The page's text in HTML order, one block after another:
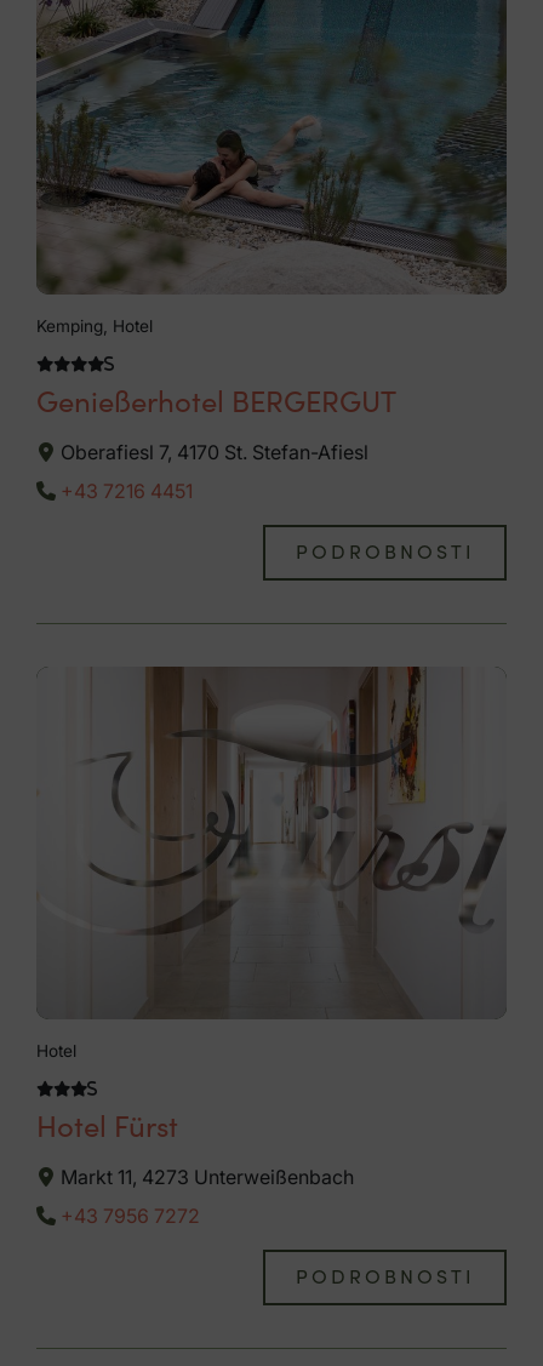
Kemping, Hotel
Genießerhotel BERGERGUT
Oberafiesl 7, 4170 St. Stefan-Afiesl
+43 7216 4451
PODROBNOSTI
Hotel
Hotel Fürst
Markt 11, 4273 Unterweißenbach
+43 7956 7272
PODROBNOSTI